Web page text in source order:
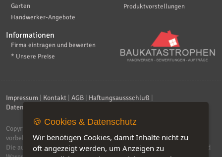
Garten
Handwerker-Angebote
Produktvorstellungen
Informationen
Firma eintragen und bewerten
* Unsere Preise
Impressum Kontakt AGB Haftungsaussschluß
Datenschutzerklärung
Copyright © 2026
vorbehalten.
Die auf dieser Seite verwendeten Produktbezeichnungen, Namen und
🍪 Cookies & Datenschutz
Wir benötigen Cookies, damit Inhalte nicht zu
oft angezeigt werden, um Anzeigen zu